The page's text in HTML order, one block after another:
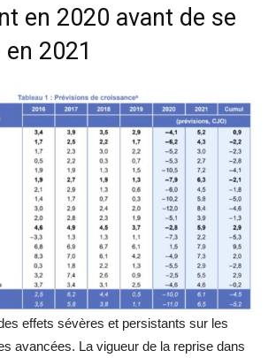
en 2020 avant de se
2021
effets sévères et persistants sur les
avancées. La vigueur de la reprise dans